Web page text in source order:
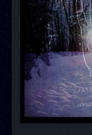
Kontakt